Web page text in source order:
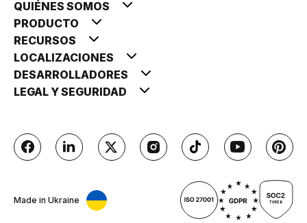
QUIÉNES SOMOS
PRODUCTO
RECURSOS
LOCALIZACIONES
DESARROLLADORES
LEGAL Y SEGURIDAD
Made in Ukraine